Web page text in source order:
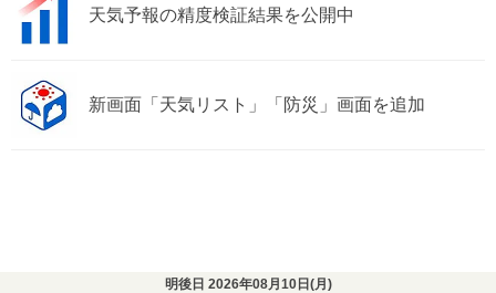
天気予報の精度検証結果を公開中
新画面「天気リスト」「防災」画面を追加
明後日 2026年08月10日(月 )